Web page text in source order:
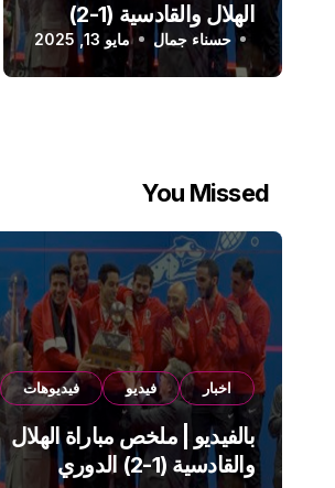
الهلال والقادسية (1-2)
الدوري السعودي
حسناء جمال مايو 13, 2025
You Missed
اخبار فيديو فيديوهات
بالفيديو | ملخص مباراة الهلال
والقادسية (1-2) الدوري